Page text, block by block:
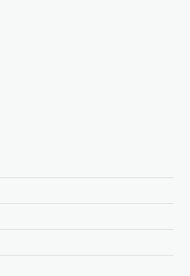
ക്ഷേമപെൻഷൻ
സുപ്രധാന
സർക്കാർ. സഹകരണ
വീടുകളിൽ നേരിട്ട്
തുക നേരിട്ട്…